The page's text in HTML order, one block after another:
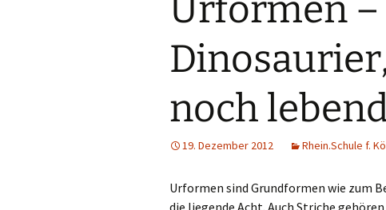
Duisburg
Emmerich
Urformen
noch
19. Dezember 2012 Rhein.Schule f.
Urformen sind Grundformen wie zum
die liegende Acht. Auch Striche